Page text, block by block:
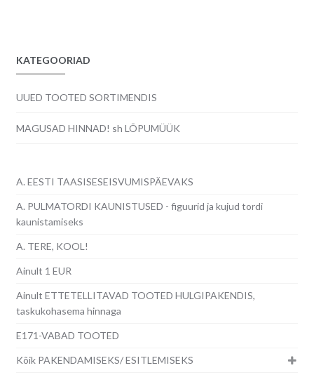
KATEGOORIAD
UUED TOOTED SORTIMENDIS
MAGUSAD HINNAD! sh LÕPUMÜÜK
A. EESTI TAASISESEISVUMISPÄEVAKS
A. PULMATORDI KAUNISTUSED - figuurid ja kujud tordi
kaunistamiseks
A. TERE, KOOL!
Ainult 1 EUR
Ainult ETTETELLITAVAD TOOTED HULGIPAKENDIS,
taskukohasema hinnaga
E171-VABAD TOOTED
Kõik PAKENDAMISEKS/ ESITLEMISEKS